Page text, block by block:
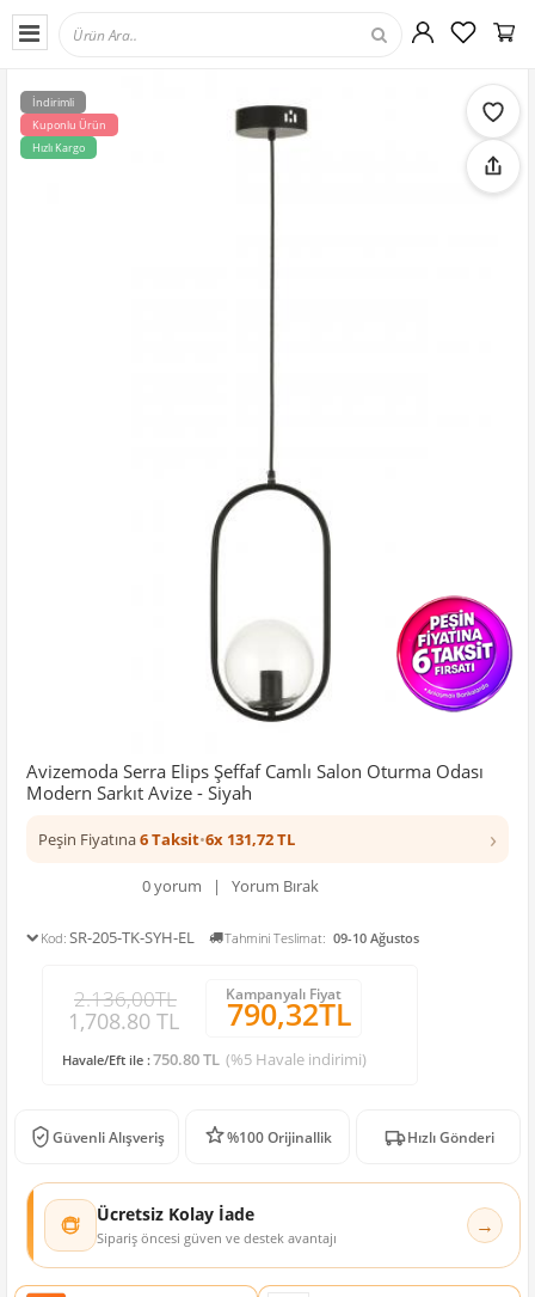
İndirimli
Kuponlu Ürün
Hızlı Kargo
Avizemoda Serra Elips Şeffaf Camlı Salon Oturma Odası
Modern Sarkıt Avize - Siyah
Peşin Fiyatına6 Taksit•6x 131,72 TL ›
0 yorum | Yorum Bırak
Kod: SR-205-TK-SYH-EL Tahmini Teslimat: 09-10 Ağustos
2.136,00TL
1,708.80 TL
Kampanyalı Fiyat
790,32TL
Havale/Eft ile :750.80 TL (%5 Havale indirimi)
Güvenli Alışveriş %100 Orijinallik Hızlı Gönderi
Ücretsiz Kolay İade
Sipariş öncesi güven ve destek avantajı →